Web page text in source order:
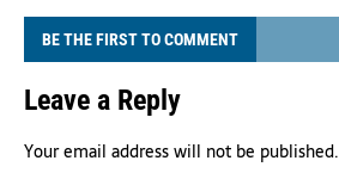
BE THE FIRST TO COMMENT
Leave a Reply
Your email address will not be published.